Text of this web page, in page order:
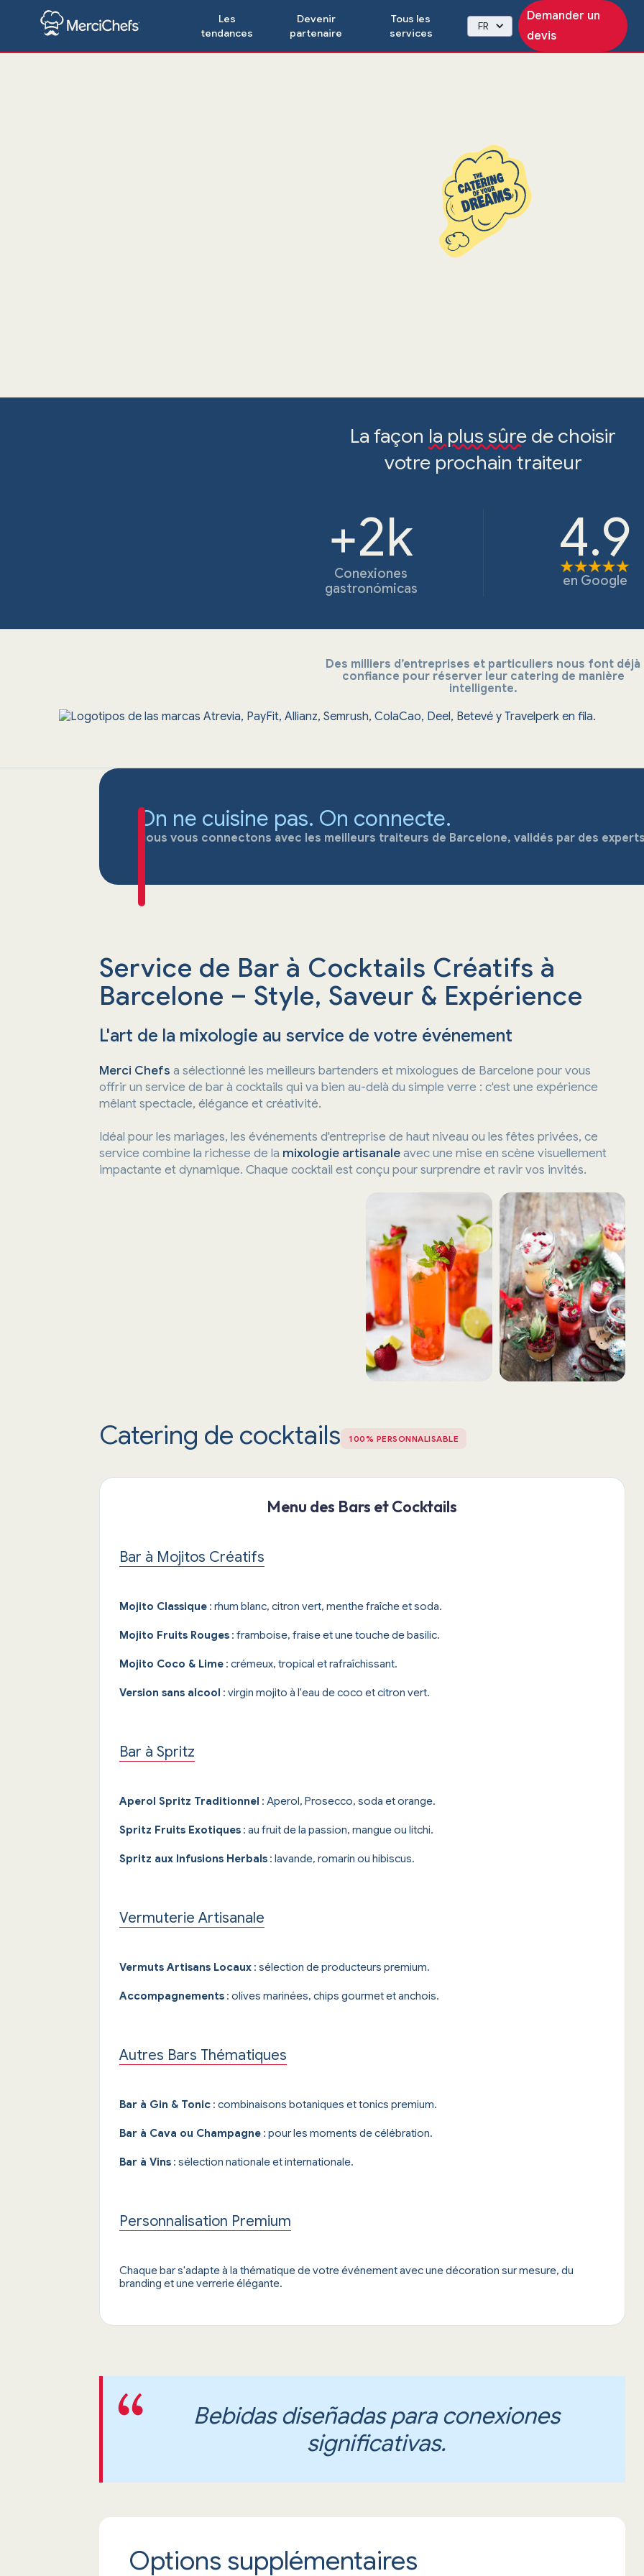
Les
tendances
Devenir
partenaire
Tous les
services
FR
Demander un
devis
Service traiteur
à cocktails
La façon la plus sûre de choisir
votre prochain traiteur
+2k
Conexiones
gastronómicas
4.9
en Google
Des milliers d’entreprises et particuliers nous font déjà
confiance pour réserver leur catering de manière
intelligente.
On ne cuisine pas. On connecte.
Nous vous connectons avec les meilleurs traiteurs de Barcelone, validés par des
Service de Bar à Cocktails Créatifs à
Barcelone – Style, Saveur & Expérience
L'art de la mixologie au service de votre événement
Merci Chefs a sélectionné les meilleurs bartenders et mixologues de Barcelone pour vous
offrir un service de bar à cocktails qui va bien au-delà du simple verre : c'est une expérience
mêlant spectacle, élégance et créativité.
Idéal pour les mariages, les événements d'entreprise de haut niveau ou les fêtes privées, ce
service combine la richesse de la mixologie artisanaleavec une mise en scène visuellement
impactante et dynamique. Chaque cocktail est conçu pour surprendre et ravir vos invités.
Catering de cocktails 100% PERSONNALISABLE
Menu des Bars et Cocktails
Bar à Mojitos Créatifs
Mojito Classique : rhum blanc, citron vert, menthe fraîche et soda.
Mojito Fruits Rouges : framboise, fraise et une touche de basilic.
Mojito Coco & Lime : crémeux, tropical et rafraîchissant.
Version sans alcool : virgin mojito à l'eau de coco et citron vert.
Bar à Spritz
Aperol Spritz Traditionnel : Aperol, Prosecco, soda et orange.
Spritz Fruits Exotiques : au fruit de la passion, mangue ou litchi.
Spritz aux Infusions Herbals : lavande, romarin ou hibiscus.
Vermuterie Artisanale
Vermuts Artisans Locaux : sélection de producteurs premium.
Accompagnements : olives marinées, chips gourmet et anchois.
Autres Bars Thématiques
Bar à Gin & Tonic : combinaisons botaniques et tonics premium.
Bar à Cava ou Champagne : pour les moments de célébration.
Bar à Vins : sélection nationale et internationale.
Personnalisation Premium
Chaque bar s'adapte à la thématique de votre événement avec une décoration sur mesure, du
branding et une verrerie élégante.
Bebidas diseñadas para conexiones
significativas.
Options supplémentaires